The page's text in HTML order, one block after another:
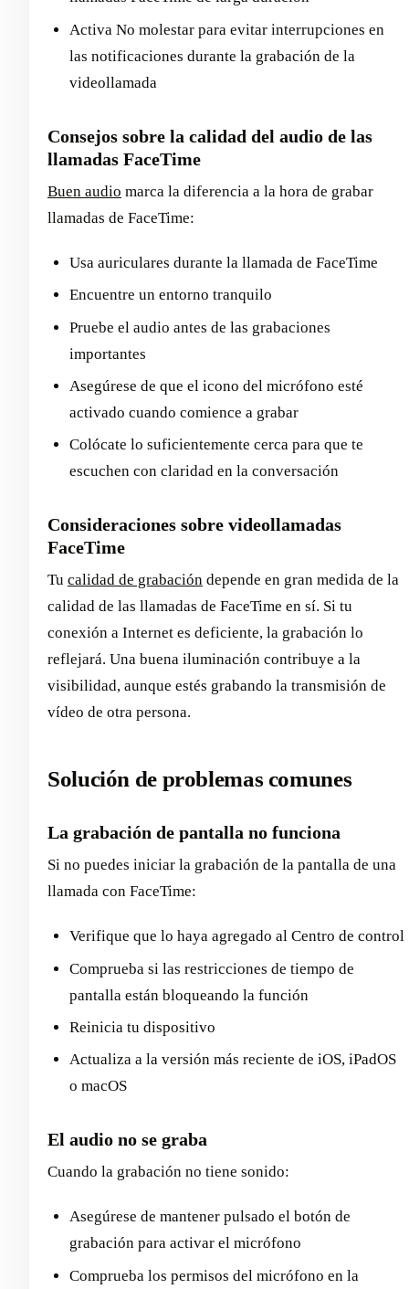
Activa No molestar para evitar interrupciones en
las notificaciones durante la grabación de la
videollamada
Consejos sobre la calidad del audio de las
llamadas FaceTime
Buen audio marca la diferencia a la hora de grabar
llamadas de FaceTime:
Usa auriculares durante la llamada de FaceTime
Encuentre un entorno tranquilo
Pruebe el audio antes de las grabaciones
importantes
Asegúrese de que el icono del micrófono esté
activado cuando comience a grabar
Colócate lo suficientemente cerca para que te
escuchen con claridad en la conversación
Consideraciones sobre videollamadas
FaceTime
Tu calidad de grabación depende en gran medida de la
calidad de las llamadas de FaceTime en sí. Si tu
conexión a Internet es deficiente, la grabación lo
reflejará. Una buena iluminación contribuye a la
visibilidad, aunque estés grabando la transmisión de
vídeo de otra persona.
Solución de problemas comunes
La grabación de pantalla no funciona
Si no puedes iniciar la grabación de la pantalla de una
llamada con FaceTime:
Verifique que lo haya agregado al Centro de control
Comprueba si las restricciones de tiempo de
pantalla están bloqueando la función
Reinicia tu dispositivo
Actualiza a la versión más reciente de iOS, iPadOS
o macOS
El audio no se graba
Cuando la grabación no tiene sonido:
Asegúrese de mantener pulsado el botón de
grabación para activar el micrófono
Comprueba los permisos del micrófono en la